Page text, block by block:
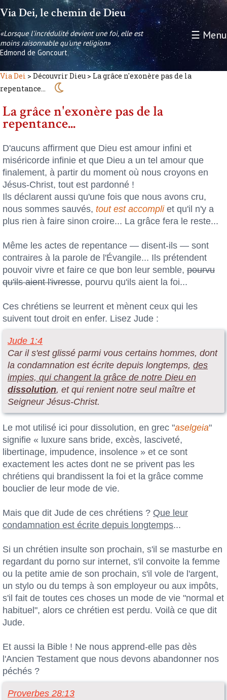
Via Dei, le chemin de Dieu
«Lorsque l'incrédulité devient une foi, elle est
moins raisonnable qu'une religion»
Edmond de Goncourt
☰ Menu
Via Dei > Découvrir Dieu > La grâce n'exonère pas de la
repentance...
La grâce n'exonère pas de la
repentance...
D'aucuns affirment que Dieu est amour infini et
miséricorde infinie et que Dieu a un tel amour que
finalement, à partir du moment où nous croyons en
Jésus-Christ, tout est pardonné !
Ils déclarent aussi qu'une fois que nous avons cru,
nous sommes sauvés, tout est accompliet qu'il n'y a
plus rien à faire sinon croire... La grâce fera le reste...
Même les actes de repentance — disent-ils — sont
contraires à la parole de l'Évangile... Ils prétendent
pouvoir vivre et faire ce que bon leur semble, pourvu
qu'ils aient l'ivresse, pourvu qu'ils aient la foi...
Ces chrétiens se leurrent et mènent ceux qui les
suivent tout droit en enfer. Lisez Jude :
Jude 1:4
Car il s'est glissé parmi vous certains hommes, dont
la condamnation est écrite depuis longtemps, des
impies, qui changent la grâce de notre Dieu en
dissolution, et qui renient notre seul maître et
Seigneur Jésus-Christ.
Le mot utilisé ici pour dissolution, en grec "aselgeia"
signifie « luxure sans bride, excès, lasciveté,
libertinage, impudence, insolence » et ce sont
exactement les actes dont ne se privent pas les
chrétiens qui brandissent la foi et la grâce comme
bouclier de leur mode de vie.
Mais que dit Jude de ces chrétiens ? Que leur
condamnation est écrite depuis longtemps...
Si un chrétien insulte son prochain, s'il se masturbe en
regardant du porno sur internet, s'il convoite la femme
ou la petite amie de son prochain, s'il vole de l'argent,
un stylo ou du temps à son employeur ou aux impôts,
s'il fait de toutes ces choses un mode de vie "normal et
habituel", alors ce chrétien est perdu. Voilà ce que dit
Jude.
Et aussi la Bible ! Ne nous apprend-elle pas dès
l'Ancien Testament que nous devons abandonner nos
péchés ?
Proverbes 28:13